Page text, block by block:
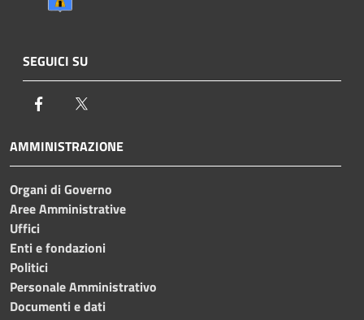
SEGUICI SU
Facebook
AMMINISTRAZIONE
Organi di Governo
Aree Amministrative
Uffici
Enti e fondazioni
Politici
Personale Amministrativo
Documenti e dati